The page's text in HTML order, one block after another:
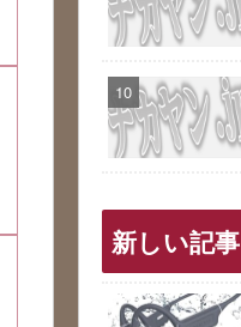
新しい記事